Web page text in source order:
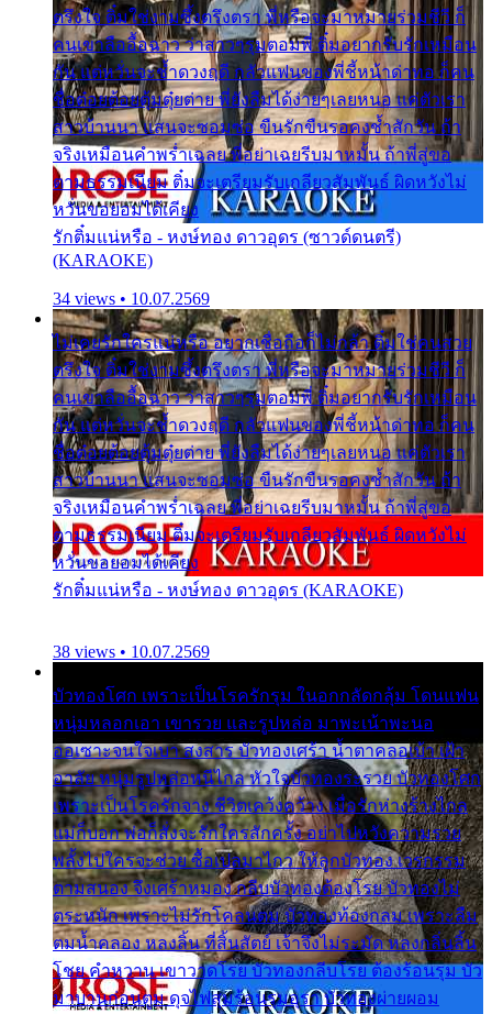
ตรึงใจ ติ๋มใช่งามซึ้งตรึงตรา พี่หรือจะมาหมายร่วมชีวี ก็
คนเขาลืออื้อฉาว ว่าสาวๆรุมตอมพี่ ติ๋มอยากรับรักเหมือน
กัน แต่หวั่นจะช้ำดวงฤดี กลัวแฟนของพี่ชี้หน้าด่าทอ ก็คน
ชื่อต๋อยต้อยตุ้มตุ๋ยต่าย พี่ยังลืมได้ง่ายๆเลยหนอ แค่ตัวเรา
สาวบ้านนา แสนจะซอมซ่อ ขืนรักขืนรอคงช้ำสักวัน ถ้า
จริงเหมือนคำพร่ำเฉลย พี่อย่าเฉยรีบมาหมั้น ถ้าพี่สู่ขอ
ตามธรรมเนียม ติ๋มจะเตรียมรับเกลียวสัมพันธ์ ผิดหวังไม่
หวั่นขอยอมได้เคียง
รักติ๋มแน่หรือ - หงษ์ทอง ดาวอุดร (ซาวด์ดนตรี)
(KARAOKE)
34 views • 10.07.2569
ไม่เคยรักใครแน่หรือ อยากเชื่อถือก็ไม่กล้า ติ๋มใช่คนสวย
ตรึงใจ ติ๋มใช่งามซึ้งตรึงตรา พี่หรือจะมาหมายร่วมชีวี ก็
คนเขาลืออื้อฉาว ว่าสาวๆรุมตอมพี่ ติ๋มอยากรับรักเหมือน
กัน แต่หวั่นจะช้ำดวงฤดี กลัวแฟนของพี่ชี้หน้าด่าทอ ก็คน
ชื่อต๋อยต้อยตุ้มตุ๋ยต่าย พี่ยังลืมได้ง่ายๆเลยหนอ แค่ตัวเรา
สาวบ้านนา แสนจะซอมซ่อ ขืนรักขืนรอคงช้ำสักวัน ถ้า
จริงเหมือนคำพร่ำเฉลย พี่อย่าเฉยรีบมาหมั้น ถ้าพี่สู่ขอ
ตามธรรมเนียม ติ๋มจะเตรียมรับเกลียวสัมพันธ์ ผิดหวังไม่
หวั่นขอยอมได้เคียง
รักติ๋มแน่หรือ - หงษ์ทอง ดาวอุดร (KARAOKE)
38 views • 10.07.2569
บัวทองโศก เพราะเป็นโรครักรุม ในอกกลัดกลุ้ม โดนแฟน
หนุ่มหลอกเอา เขารวย และรูปหล่อ มาพะเน้าพะนอ
ออเซาะจนใจเบา สงสาร บัวทองเศร้า น้ำตาคลอเบ้า เฝ้า
อาลัย หนุ่มรูปหล่อหนีไกล หัวใจบัวทองระรวย บัวทองโศก
เพราะเป็นโรครักจาง ชีวิตเคว้งคว้าง เมื่อรักห่างร้างไกล
แม่ก็บอก พ่อก็สั่งจะรักใครสักครั้ง อย่าไปหวังความรวย
พลั้งไปใครจะช่วย ซื้อเปลมาไกว ให้ลูกบัวทอง เวรกรรม
ตามสนอง จึงเศร้าหมอง กลีบบัวทองต้องโรย บัวทองไม่
ตระหนัก เพราะไม่รักโคลนตม บัวทองท้องกลม เพราะลืม
ตมน้ำคลอง หลงลิ้น ที่สิ้นสัตย์ เจ้าจึงไม่ระมัด หลงกลิ่นลิ้น
โชย คำหวาน เขาวาดโรย บัวทองกลีบโรย ต้องร้อนรุม บัว
มาบานก่อนตูม ดุจไฟสุมร้อนรุมอุรา บัวทองผ่ายผอม